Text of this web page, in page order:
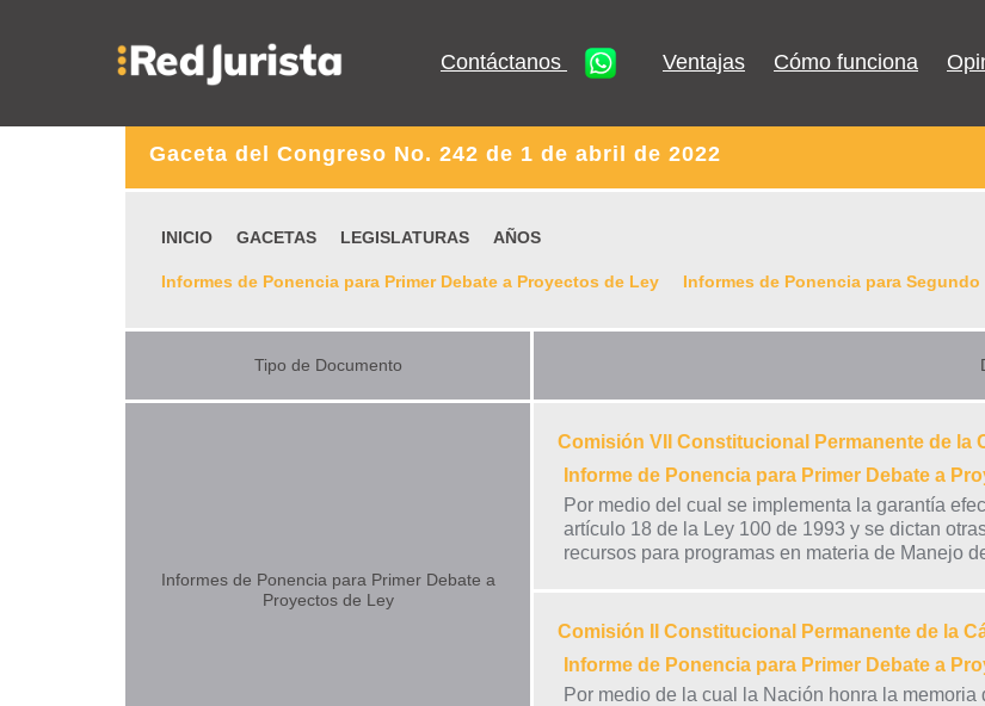
Contáctanos Ventajas Cómo funciona
Gaceta del Congreso No. 242 de 1 de abril de 2022
INICIO GACETAS LEGISLATURAS AÑOS
Informes de Ponencia para Primer Debate a Proyectos de Ley Informes de Ponencia para
Tipo de Documento
Informes de Ponencia para Primer Debate a
Proyectos de Ley
Comisión VII Constitucional Permanente de la
Informe de Ponencia para Primer Debate a
Por medio del cual se implementa la garantía
artículo 18 de la Ley 100 de 1993 y se dictan
recursos para programas en materia de Manejo
Comisión II Constitucional Permanente de la
Informe de Ponencia para Primer Debate a
Por medio de la cual la Nación honra la